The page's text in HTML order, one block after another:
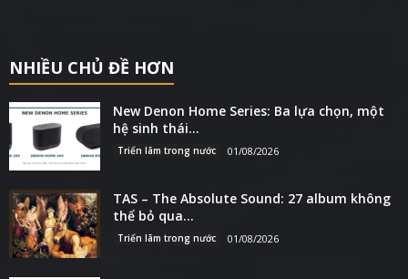
NHIỀU CHỦ ĐỀ HƠN
New Denon Home Series: Ba lựa chọn, một
hệ sinh thái...
Triển lãm trong nước 01/08/2026
TAS – The Absolute Sound: 27 album không
thể bỏ qua...
Triển lãm trong nước 01/08/2026